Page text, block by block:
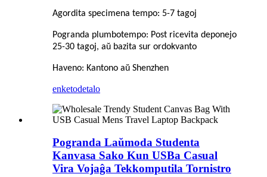
Agordita specimena tempo: 5-7 tagoj
Pogranda plumbotempo: Post ricevita deponejo
25-30 tagoj, aŭ bazita sur ordokvanto
Haveno: Kantono aŭ Shenzhen
enketodetalo
Pogranda Laŭmoda Studenta
Kanvasa Sako Kun USBa Casual
Vira Vojaĝa Tekkomputila Tornistro